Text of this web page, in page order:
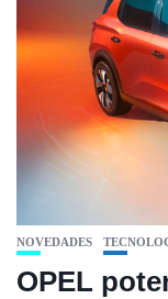
NOVEDADES
OPEL